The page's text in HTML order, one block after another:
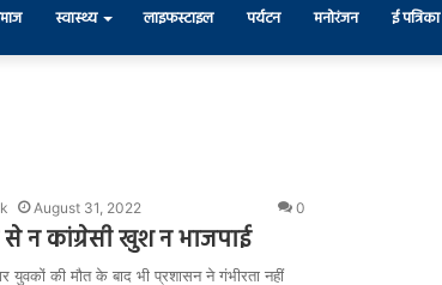
स्वास्थ्य लाइफस्टाइल पर्यटन मनोरंजन ई पत्रिका
August 31, 2022 0
न कांग्रेसी खुश न भाजपाई
युवकों की मौत के बाद भी प्रशासन ने गंभीरता नहीं